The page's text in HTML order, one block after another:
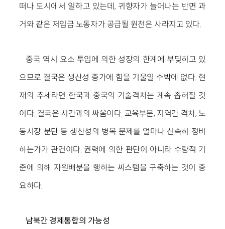
떠나 도시에서 일하고 있는데, 귀향자가 늘어나는 반면 과
거와 같은 저임금 노동자가 공급될 원천은 사라지고 있다.
중국 역시 요소 투입에 의한 성장의 한계에 부딪히고 있
으므로 결국은 생산성 증가에 힘을 기울일 수밖에 없다. 현
재의 추세라면 한국과 중국의 기술격차는 계속 좁혀질 것
이다. 결국은 시간과의 싸움이다. 교육부문, 지역간 격차, 노
동시장 분단 등 생산성의 병목 문제를 얼마나 신속히 정비
하는가가 관건이다. 권력에 의한 판단이 아니라 수량적 기
준에 의해 자원배분을 행하는 씨스템을 구축하는 것이 중
요하다.
남북간 경제통합의 가능성